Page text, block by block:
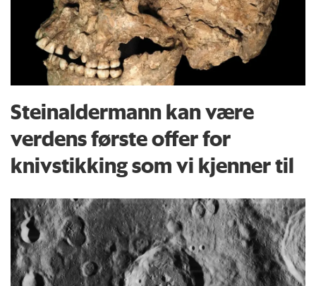
Steinaldermann kan være
verdens første offer for
knivstikking som vi kjenner til